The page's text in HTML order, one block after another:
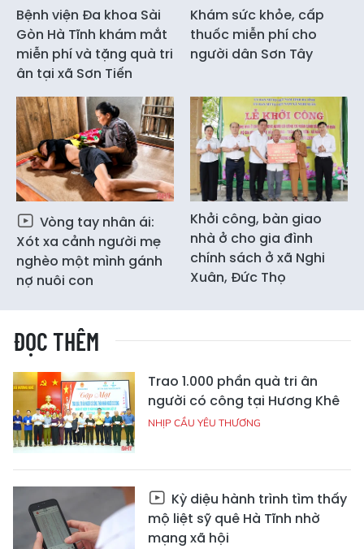
Bệnh viện Đa khoa Sài
Gòn Hà Tĩnh khám mắt
miễn phí và tặng quà tri
ân tại xã Sơn Tiến
Khám sức khỏe, cấp
thuốc miễn phí cho
người dân Sơn Tây
Vòng tay nhân ái:
Xót xa cảnh người mẹ
nghèo một mình gánh
nợ nuôi con
Khởi công, bàn giao
nhà ở cho gia đình
chính sách ở xã Nghi
Xuân, Đức Thọ
ĐỌC THÊM
Trao 1.000 phần quà tri ân
người có công tại Hương Khê
NHỊP CẦU YÊU THƯƠNG
Kỳ diệu hành trình tìm thấy
mộ liệt sỹ quê Hà Tĩnh nhờ
mạng xã hội